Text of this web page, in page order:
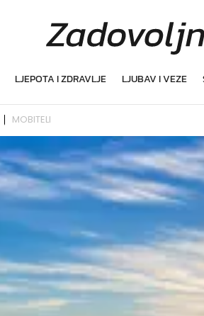
LJEPOTA I ZDRAVLJE LJUBAV I VEZE